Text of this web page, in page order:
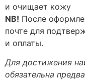
и очищает кожу
NB! После
почте для
и оплаты.
Для достижения
обязательна